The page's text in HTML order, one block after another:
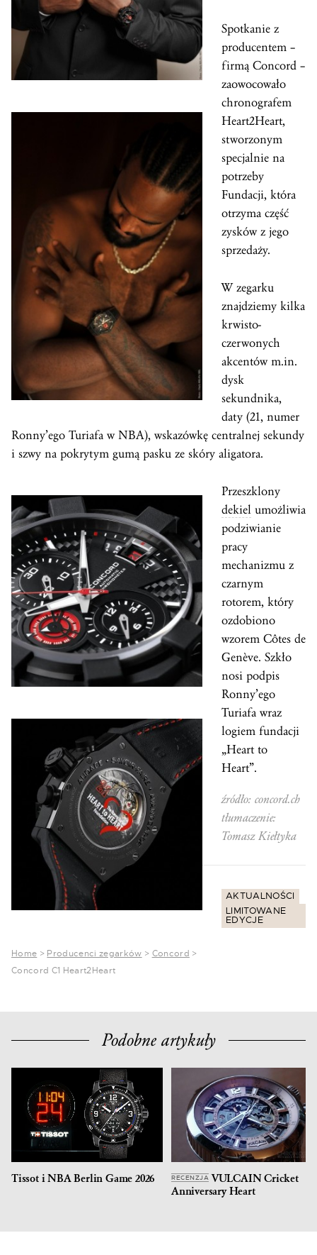
Spotkanie z
producentem –
firmą Concord –
zaowocowało
chronografem
Heart2Heart,
stworzonym
specjalnie na
potrzeby
Fundacji, która
otrzyma część
zysków z jego
sprzedaży.
W zegarku
znajdziemy kilka
krwisto-
czerwonych
akcentów m.in.
dysk
sekundnika,
daty (21, numer
Ronny’ego Turiafa w NBA), wskazówkę centralnej sekundy
i szwy na pokrytym gumą pasku ze skóry aligatora.
Przeszklony
dekiel umożliwia
podziwianie
pracy
mechanizmu z
czarnym
rotorem, który
ozdobiono
wzorem Côtes de
Genève. Szkło
nosi podpis
Ronny’ego
Turiafa wraz
logiem fundacji
„Heart to
Heart”.
źródło: concord.ch
tłumaczenie:
Tomasz Kiełtyka
AKTUALNOŚCI
LIMITOWANE
EDYCJE
Home > Producenci zegarków > Concord >
Concord C1 Heart2Heart
Podobne artykuły
Tissot i NBA Berlin Game 2026 RECENZJA VULCAIN Cricket
Anniversary Heart